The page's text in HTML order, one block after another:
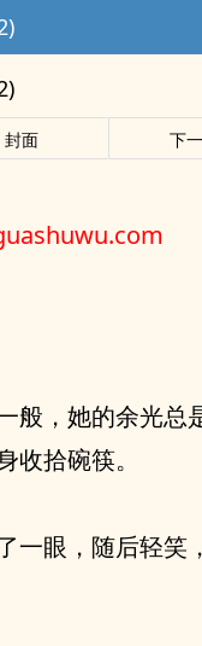
封面 下
般，她的余光总
拾碗筷。
一眼，随后轻笑